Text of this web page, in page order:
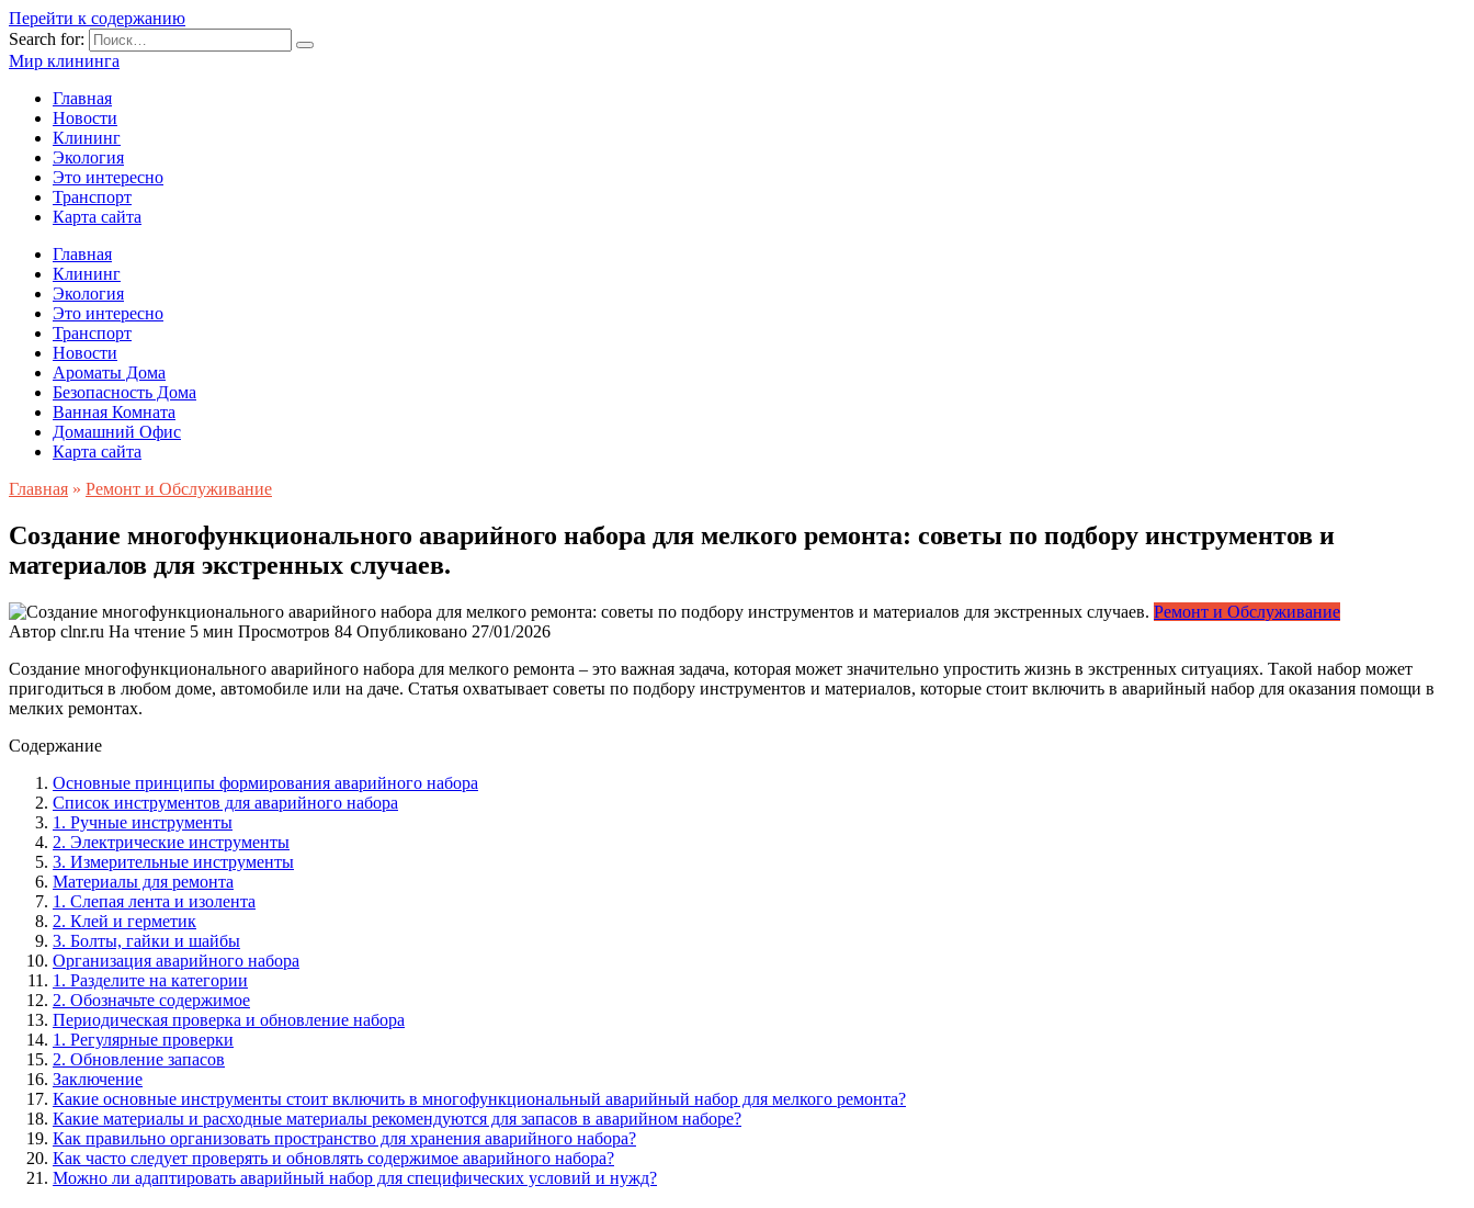
Перейти к содержанию
Search for:
Мир клининга
Главная
Новости
Клининг
Экология
Это интересно
Транспорт
Карта сайта
Главная
Клининг
Экология
Это интересно
Транспорт
Новости
Ароматы Дома
Безопасность Дома
Ванная Комната
Домашний Офис
Карта сайта
Главная » Ремонт и Обслуживание
Создание многофункционального аварийного набора для мелкого ремонта: советы по подбору инструментов и
материалов для экстренных случаев.
Ремонт и Обслуживание
Автор clnr.ru На чтение 5 мин Просмотров 84 Опубликовано 27/01/2026
Создание многофункционального аварийного набора для мелкого ремонта – это важная задача, которая может значительно упростить жизнь в экстренных ситуациях. Такой набор может
пригодиться в любом доме, автомобиле или на даче. Статья охватывает советы по подбору инструментов и материалов, которые стоит включить в аварийный набор для оказания помощи в
мелких ремонтах.
Содержание
Основные принципы формирования аварийного набора
Список инструментов для аварийного набора
1. Ручные инструменты
2. Электрические инструменты
3. Измерительные инструменты
Материалы для ремонта
1. Слепая лента и изолента
2. Клей и герметик
3. Болты, гайки и шайбы
Организация аварийного набора
1. Разделите на категории
2. Обозначьте содержимое
Периодическая проверка и обновление набора
1. Регулярные проверки
2. Обновление запасов
Заключение
Какие основные инструменты стоит включить в многофункциональный аварийный набор для мелкого ремонта?
Какие материалы и расходные материалы рекомендуются для запасов в аварийном наборе?
Как правильно организовать пространство для хранения аварийного набора?
Как часто следует проверять и обновлять содержимое аварийного набора?
Можно ли адаптировать аварийный набор для специфических условий и нужд?